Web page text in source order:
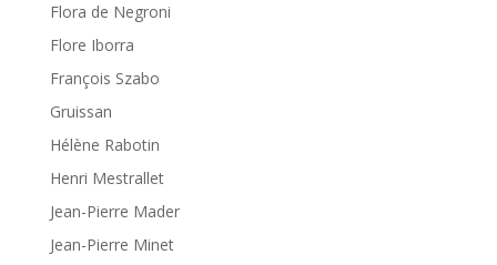
Flora de Negroni
Flore Iborra
François Szabo
Gruissan
Hélène Rabotin
Henri Mestrallet
Jean-Pierre Mader
Jean-Pierre Minet